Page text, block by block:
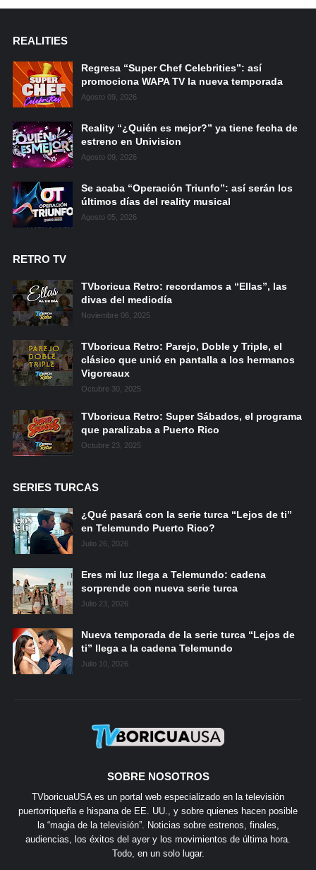
REALITIES
Regresa “Super Chef Celebrities”: así
promociona WAPA TV la nueva temporada
Agosto 09, 2026
Reality “¿Quién es mejor?” ya tiene fecha de
estreno en Univision
Agosto 09, 2026
Se acaba “Operación Triunfo”: así serán los
últimos días del reality musical
Agosto 05, 2026
RETRO TV
TVboricua Retro: recordamos a “Ellas”, las
divas del mediodía
Noviembre 06, 2025
TVboricua Retro: Parejo, Doble y Triple, el
clásico que unió en pantalla a los hermanos
Vigoreaux
Octubre 30, 2025
TVboricua Retro: Super Sábados, el programa
que paralizaba a Puerto Rico
Octubre 23, 2025
SERIES TURCAS
¿Qué pasará con la serie turca “Lejos de ti”
en Telemundo Puerto Rico?
Julio 26, 2026
Eres mi luz llega a Telemundo: cadena
sorprende con nueva serie turca
Julio 23, 2026
Nueva temporada de la serie turca “Lejos de
ti” llega a la cadena Telemundo
Julio 10, 2026
SOBRE NOSOTROS
TVboricuaUSA es un portal web especializado en la televisión
puertorriqueña e hispana de EE. UU., y sobre quienes hacen posible
la “magia de la televisión”. Noticias sobre estrenos, finales,
audiencias, los éxitos del ayer y los movimientos de última hora.
Todo, en un solo lugar.